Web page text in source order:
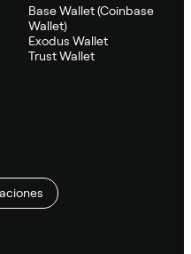
Base Wallet (Coinbase
Wallet)
Exodus Wallet
Trust Wallet